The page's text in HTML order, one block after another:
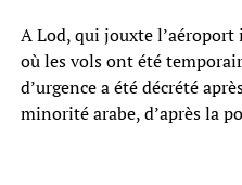
A Lod, qui jouxte
où les vols ont été
d’urgence a été décrété
minorité arabe, d’après la